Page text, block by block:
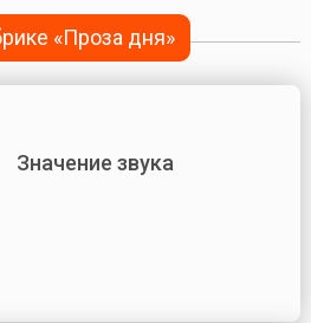
«Проза дня»
Значение звука